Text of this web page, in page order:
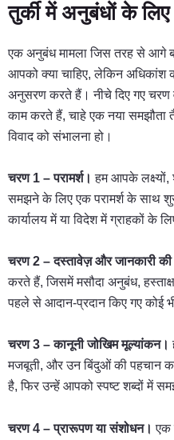
तुर्की में अनुबंधों के लिए
एक अनुबंध मामला जिस तरह से आगे
आपको क्या चाहिए, लेकिन अधिकांश
अनुसरण करते हैं। नीचे दिए गए
काम करते हैं, चाहे एक नया समझौता
विवाद को संभालना हो।
चरण 1 – परामर्श। हम आपके लक्ष्यों,
समझने के लिए एक परामर्श के साथ
कार्यालय में या विदेश में ग्राहकों के
चरण 2 – दस्तावेज़ और जानकारी की
करते हैं, जिसमें मसौदा अनुबंध,
पहले से आदान-प्रदान किए गए कोई
चरण 3 – कानूनी जोखिम मूल्यांकन।
मजबूती, और उन बिंदुओं की पहचान
है, फिर उन्हें आपको स्पष्ट शब्दों में
चरण 4 – प्रारूपण या संशोधन। एक